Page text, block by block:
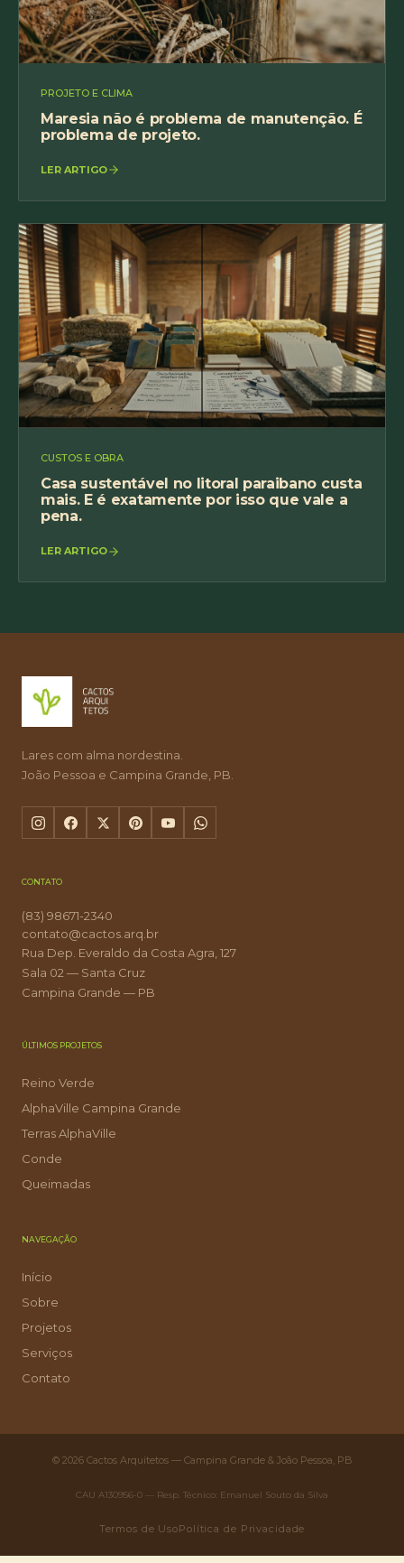
PROJETO E CLIMA
Maresia não é problema de manutenção. É
problema de projeto.
LER ARTIGO
CUSTOS E OBRA
Casa sustentável no litoral paraibano custa
mais. E é exatamente por isso que vale a
pena.
LER ARTIGO
Lares com alma nordestina.
João Pessoa e Campina Grande, PB.
CONTATO
(83) 98671-2340
contato@cactos.arq.br
Rua Dep. Everaldo da Costa Agra, 127
Sala 02 — Santa Cruz
Campina Grande — PB
ÚLTIMOS PROJETOS
Reino Verde
AlphaVille Campina Grande
Terras AlphaVille
Conde
Queimadas
NAVEGAÇÃO
Início
Sobre
Projetos
Serviços
Contato
© 2026 Cactos Arquitetos — Campina Grande & João Pessoa, PB
CAU A130956-0 — Resp. Técnico: Emanuel Souto da Silva
Termos de UsoPolítica de Privacidade